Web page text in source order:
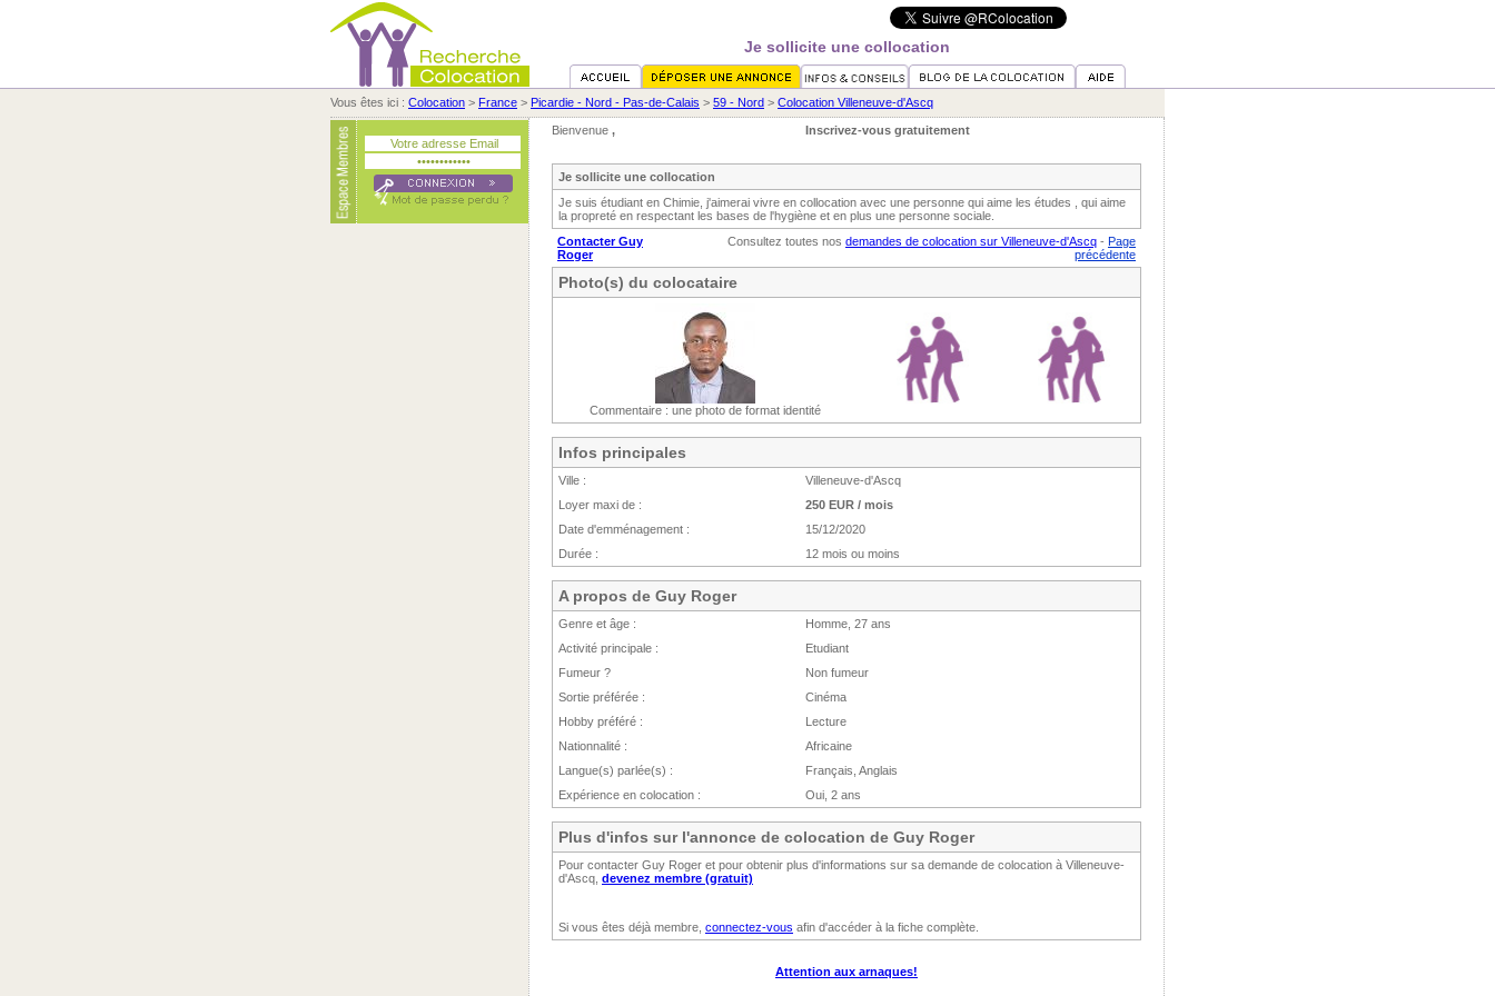
Je sollicite une collocation
Vous êtes ici : Colocation > France > Picardie - Nord - Pas-de-Calais > 59 - Nord > Colocation Villeneuve-d'Ascq
Bienvenue , Inscrivez-vous gratuitement
Je sollicite une collocation
Je suis étudiant en Chimie, j'aimerai vivre en collocation avec une personne qui aime les études , qui aime
la propreté en respectant les bases de l'hygiène et en plus une personne sociale.
Contacter Guy
Roger
Consultez toutes nos demandes de colocation sur Villeneuve-d'Ascq - Page
précédente
Photo(s) du colocataire
Commentaire : une photo de format identité
Infos principales
Ville :
Villeneuve-d'Ascq
Loyer maxi de :
250 EUR / mois
Date d'emménagement :
15/12/2020
Durée :
12 mois ou moins
A propos de Guy Roger
Genre et âge :
Homme, 27 ans
Activité principale :
Etudiant
Fumeur ?
Non fumeur
Sortie préférée :
Cinéma
Hobby préféré :
Lecture
Nationnalité :
Africaine
Langue(s) parlée(s) :
Français, Anglais
Expérience en colocation :
Oui, 2 ans
Plus d'infos sur l'annonce de colocation de Guy Roger
Pour contacter Guy Roger et pour obtenir plus d'informations sur sa demande de colocation à Villeneuve-
d'Ascq, devenez membre (gratuit)
Si vous êtes déjà membre, connectez-vous afin d'accéder à la fiche complète.
Attention aux arnaques!